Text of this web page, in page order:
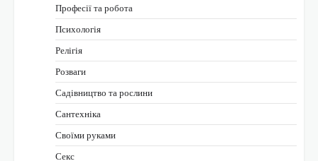
Професії та робота
Психологія
Релігія
Розваги
Садівництво та рослини
Сантехніка
Своїми руками
Секс